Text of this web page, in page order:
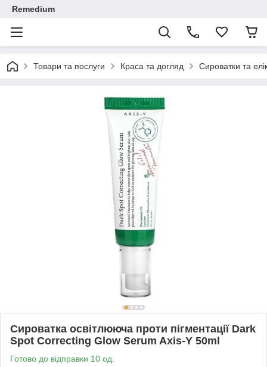
Remedium
Товари та послуги Краса та догляд Сироватки та
Сироватка освітлююча проти пігментації Dark
Spot Correcting Glow Serum Axis-Y 50ml
Готово до відправки 10 од.